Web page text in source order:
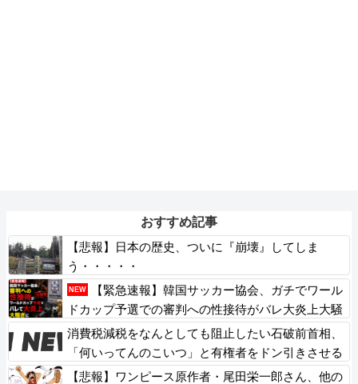
おすすめ記事
【悲報】日本の歴史、ついに『崩壊』してしま
う・・・・・
NEW
【緊急速報】韓国サッカー協会、ガチでワール
ドカップ予選での審判への性接待がバレ大炎上大騒
ぎに
消費税減税をなんとしても阻止したい石破前首相、
「何いってんのこいつ」と有権者をドン引きさせる
よな屁理屈を……
【悲報】ワンピース原作者・尾田栄一郎さん、他の